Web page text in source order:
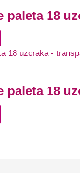
paleta 18
paleta 18